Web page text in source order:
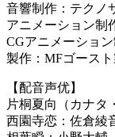
音響制作：テクノ
アニメーション制
CGアニメーション
製作：MFゴース
【配音声优】
片桐夏向（カナタ
西園寺恋：佐倉綾